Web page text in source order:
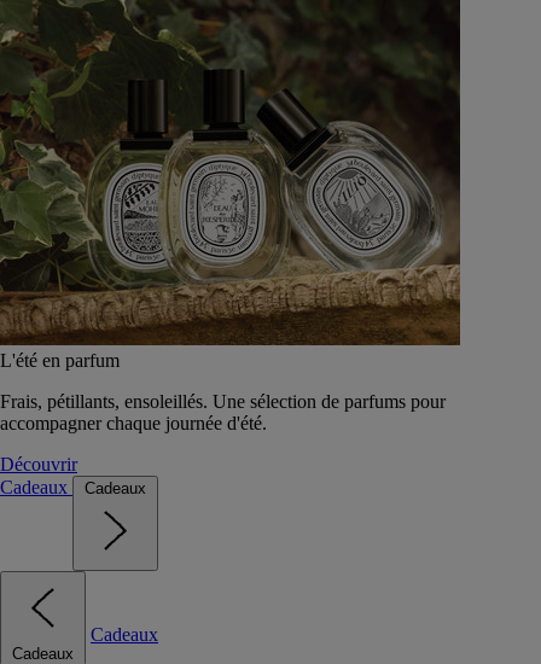
L'été en parfum
Frais, pétillants, ensoleillés. Une sélection de parfums pour
accompagner chaque journée d'été.
Découvrir
Cadeaux
Cadeaux
Cadeaux
Cadeaux